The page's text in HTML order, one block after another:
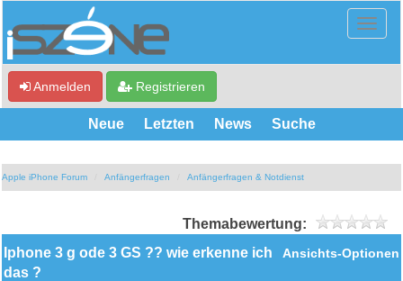
Anmelden Registrieren
Neue Letzten News Suche
Apple iPhone Forum Anfängerfragen Anfängerfragen & Notdienst
Themabewertung:
Ansichts-Optionen
Iphone 3 g ode 3 GS ?? wie erkenne ich
das ?